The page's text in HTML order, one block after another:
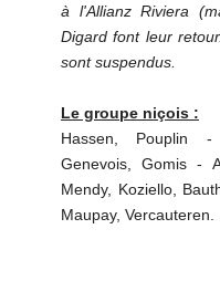
à l'Allianz Riviera
Digard font leur
sont suspendus.
Le groupe niçois :
Hassen, Pouplin -
Genevois, Gomis -
Mendy, Koziello,
Maupay, Vercauteren.